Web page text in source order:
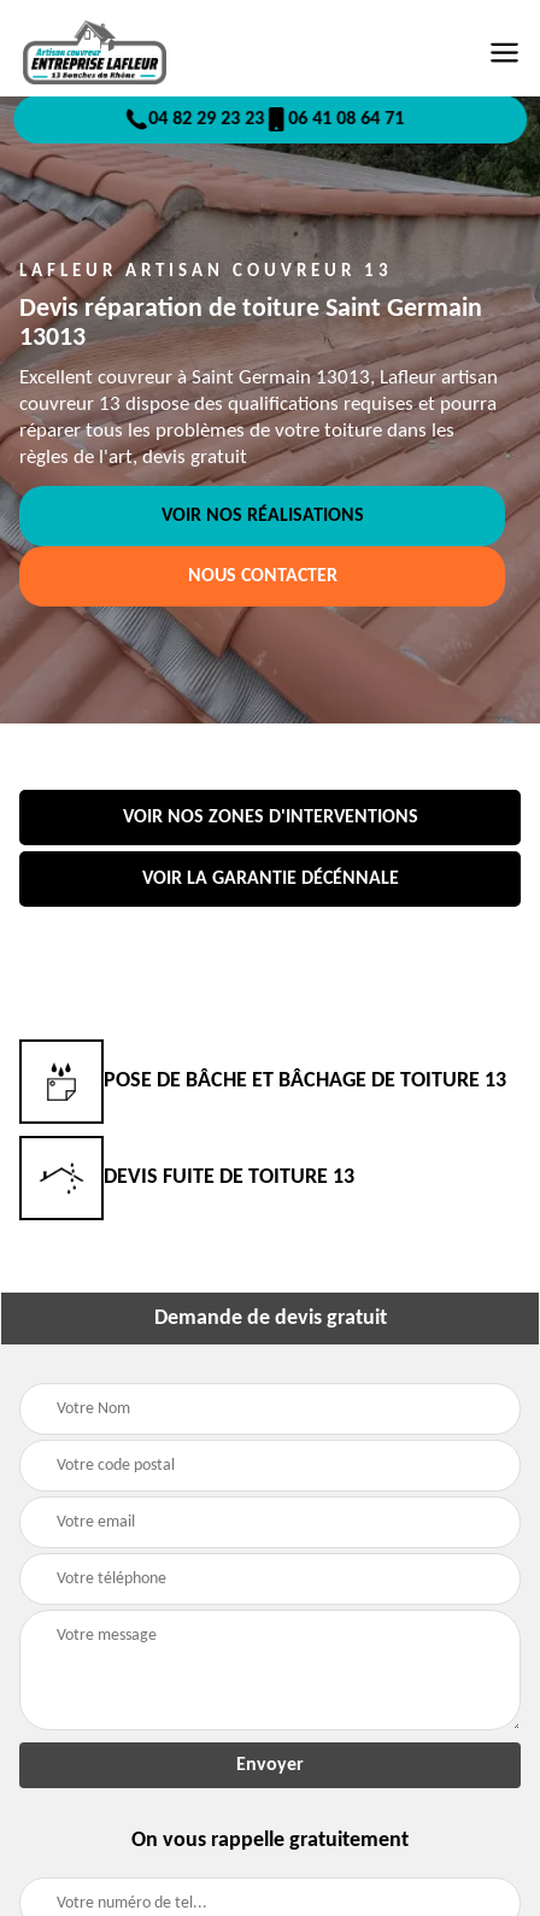
04 82 29 23 23 06 41 08 64 71
LAFLEUR ARTISAN COUVREUR 13
Devis réparation de toiture Saint Germain
13013
Excellent couvreur à Saint Germain 13013, Lafleur artisan
couvreur 13 dispose des qualifications requises et pourra
réparer tous les problèmes de votre toiture dans les
règles de l'art, devis gratuit
VOIR NOS RÉALISATIONS
NOUS CONTACTER
VOIR NOS ZONES D'INTERVENTIONS
VOIR LA GARANTIE DÉCÉNNALE
POSE DE BÂCHE ET BÂCHAGE DE TOITURE 13
DEVIS FUITE DE TOITURE 13
Demande de devis gratuit
On vous rappelle gratuitement